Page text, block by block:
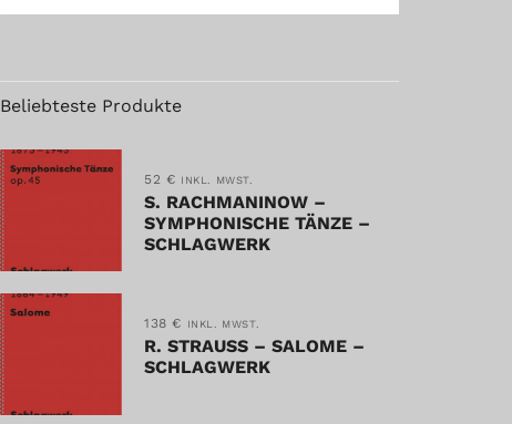
Beliebteste Produkte
52 € INKL. MWST.
S. RACHMANINOW –
SYMPHONISCHE TÄNZE –
SCHLAGWERK
138 € INKL. MWST.
R. STRAUSS – SALOME –
SCHLAGWERK